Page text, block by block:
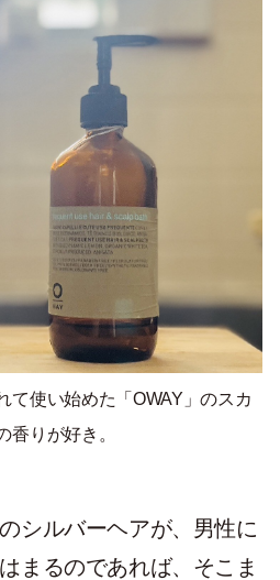
て使い始めた「OWAY」のスカ
香りが好き。
シルバーヘアが、男性に
まるのであれば、そこま